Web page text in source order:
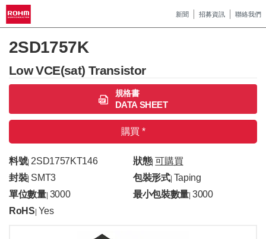
新聞 招募資訊 聯絡我們
2SD1757K
Low VCE(sat) Transistor
規格書
DATA SHEET
購買 *
料號|2SD1757KT146 狀態| 可購買
封裝| SMT3 包裝形式| Taping
單位數量| 3000 最小包裝數量 |3000
RoHS Yes